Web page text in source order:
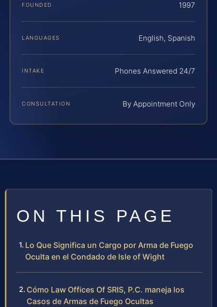
FOUNDED 1997
LANGUAGES English, Spanish
INTAKE Phones Answered 24/7
CONSULTATION By Appointment Only
ON THIS PAGE
Lo Que Significa un Cargo por Arma de Fuego
Oculta en el Condado de Isle of Wight
Cómo Law Offices Of SRIS, P.C. maneja los
Casos de Armas de Fuego Ocultas